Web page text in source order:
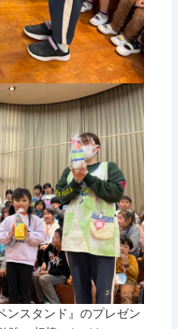
ンスタンド』のプレゼン